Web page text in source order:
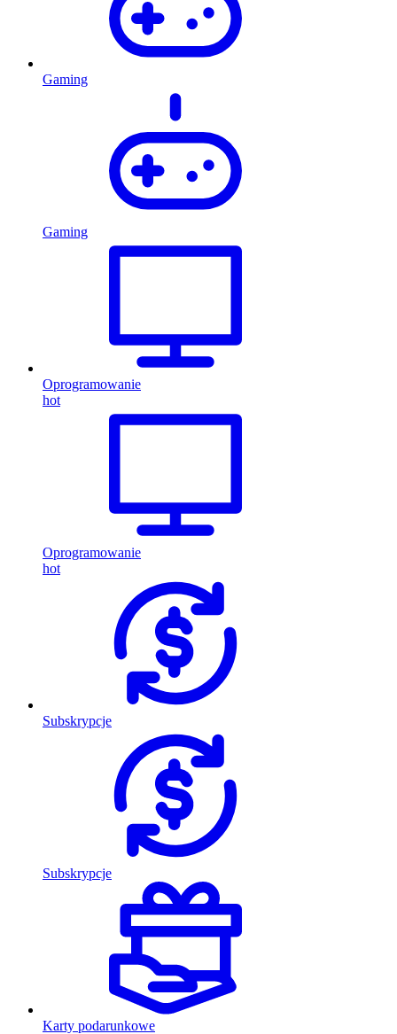
Gaming
Gaming
Oprogramowanie
hot
Oprogramowanie
hot
Subskrypcje
Subskrypcje
Karty podarunkowe